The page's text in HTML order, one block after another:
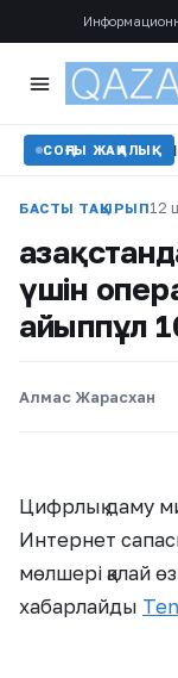
СОҢҒЫ ЖАҢАЛЫҚ
• Мемлекет
БАСТЫ ТАҚЫРЫП12
үшін
айыппұл
Алмас Жарасхан
Цифрлық даму
Интернет
мөлшері қалай
хабарлайды